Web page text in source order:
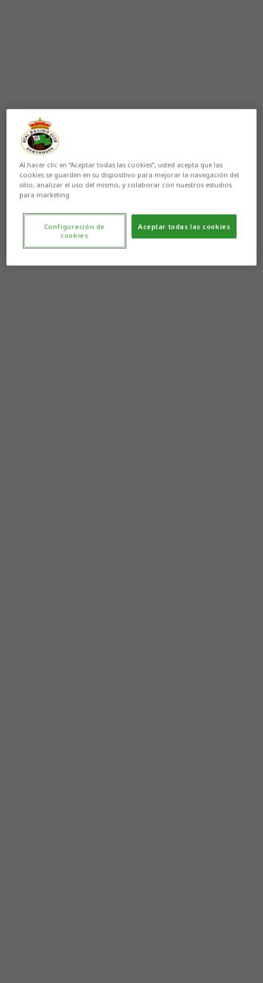
Al hacer clic en “Aceptar todas las cookies”, usted acepta que las
cookies se guarden en su dispositivo para mejorar la navegación del
sitio, analizar el uso del mismo, y colaborar con nuestros estudios
para marketing.
Aceptar todas las cookies
Configuración de
cookies